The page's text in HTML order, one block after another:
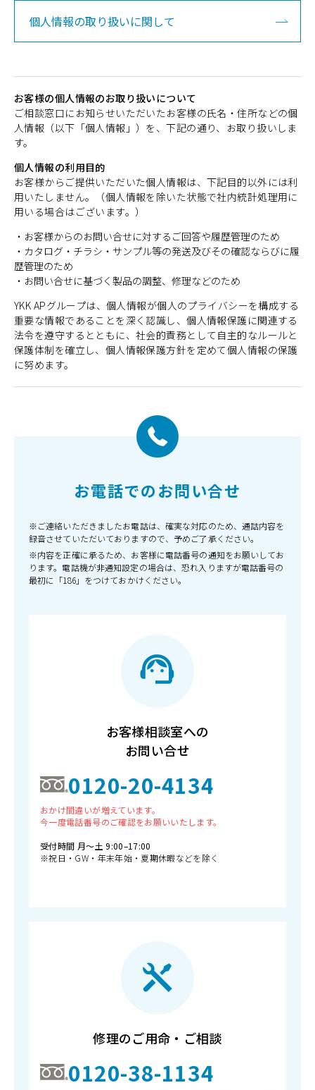
個人情報の取り扱いに関して
お客様の個人情報のお取り扱いについて
ご相談窓口にお知らせいただいたお客様の氏名・住所などの個
人情報（以下「個人情報」）を、下記の通り、お取り扱いしま
す。
個人情報の利用目的
お客様からご提供いただいた個人情報は、下記目的以外には利
用いたしません。（個人情報を除いた状態で社内統計処理用に
用いる場合はございます。）
・お客様からのお問い合せに対するご回答や履歴管理のため
・カタログ・チラシ・サンプル等の発送及びその確認ならびに履
歴管理のため
・お問い合せに基づく製品の調整、修理などのため
YKK APグループは、個人情報が個人のプライバシーを構成する
重要な情報であることを深く認識し、個人情報保護に関連する
法令を遵守するとともに、社会的責務として自主的なルールと
保護体制を確立し、個人情報保護方針を定めて個人情報の保護
に努めます。
お電話でのお問い合せ
※ご連絡いただきましたお電話は、確実な対応のため、通話内容を
録音させていただいておりますので、予めご了承ください。
※内容を正確に承るため、お客様に電話番号の通知をお願いしてお
ります。電話機が非通知設定の場合は、恐れ入りますが電話番号の
最初に「186」をつけておかけください。
お客様相談室への
お問い合せ
0120-20-4134
おかけ間違いが増えています。
今一度電話番号のご確認をお願いいたします。
受付時間 月〜土 9:00–17:00
※祝日・GW・年末年始・夏期休暇などを除く
修理のご用命・ご相談
0120-38-1134